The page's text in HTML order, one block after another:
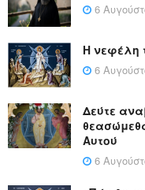
6
Η νεφέλη
6
Δεύτε
Αυτού
6